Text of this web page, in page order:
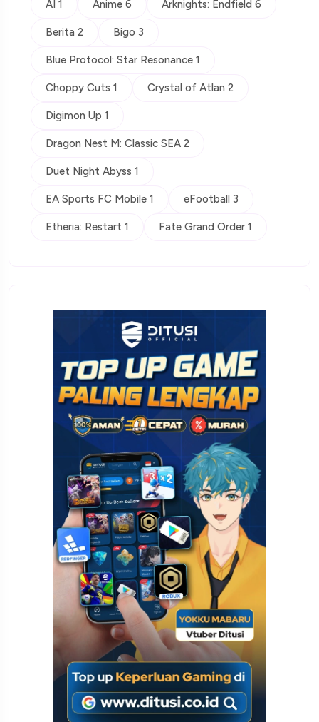
AI 1 Anime 6 Arknights: Endfield 6
Berita 2 Bigo 3
Blue Protocol: Star Resonance 1
Choppy Cuts 1 Crystal of Atlan 2
Digimon Up 1
Dragon Nest M: Classic SEA 2
Duet Night Abyss 1
EA Sports FC Mobile 1 eFootball 3
Etheria: Restart 1 Fate Grand Order 1